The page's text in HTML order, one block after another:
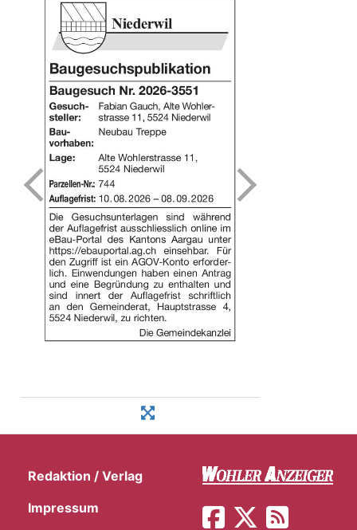
Redaktion / Verlag
Impressum